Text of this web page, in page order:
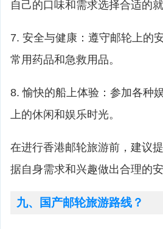
自己的口味和需求选择合适的就
7. 安全与健康：遵守邮轮上的
常用药品和急救用品。
8. 愉快的船上体验：参加各种
上的休闲和娱乐时光。
在进行香港邮轮旅游前，建议
据自身需求和兴趣做出合理的安
九、国产邮轮旅游路线？